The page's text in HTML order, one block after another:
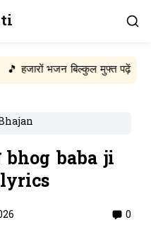
भजन बिल्कुल मुफ्त पढ़ें
bhog baba ji
0